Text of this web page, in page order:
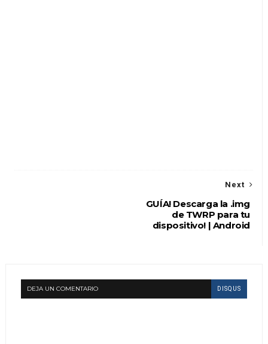
Next
GUÍA! Descarga la .img
de TWRP para tu
dispositivo! | Android
DEJA UN COMENTARIO DISQUS